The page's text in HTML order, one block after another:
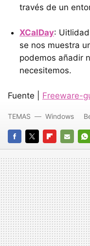
través de un
XCalDay:
se nos muestra
podemos añadir
necesitemos.
Fuente | Freeware-
FACEBOOK
TWITTERFLIPBOARD
E-
MAIL
TEMAS Windows